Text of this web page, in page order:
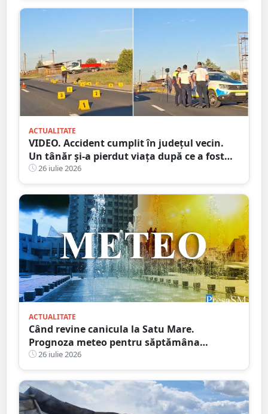
ACTUALITATE
VIDEO. Accident cumplit în județul vecin.
Un tânăr și-a pierdut viața după ce a fost
lovit de camion
26 iulie 2026
ACTUALITATE
Când revine canicula la Satu Mare.
Prognoza meteo pentru săptămâna
următoare
26 iulie 2026